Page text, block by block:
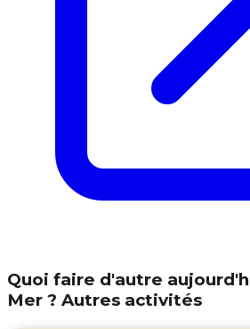
Quoi faire d'autre
Mer ? Autres activités